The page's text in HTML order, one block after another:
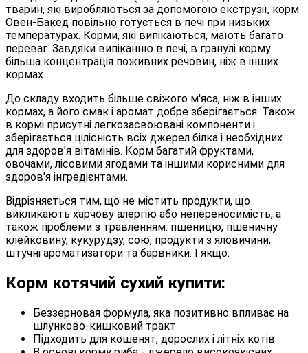
тварин, які виробляються за допомогою екструзії, корм
Овен-Бакед повільно готується в печі при низьких
температурах. Корми, які випікаються, мають багато
переваг. Завдяки випіканню в печі, в гранулі корму
більша концентрація поживних речовин, ніж в інших
кормах.
До складу входить більше свіжого м'яса, ніж в інших
кормах, а його смак і аромат добре зберігається. Також
в кормі присутні легкозасвоювані компоненти і
зберігається цілісність всіх джерел білка і необхідних
для здоров'я вітамінів. Корм багатий фруктами,
овочами, лісовими ягодами та іншими корисними для
здоров'я інгредієнтами.
Відрізняється тим, що не містить продукти, що
викликають харчову алергію або непереносимість, а
також проблеми з травленням: пшеницю, пшеничну
клейковину, кукурудзу, сою, продукти з яловичини,
штучні ароматизатори та барвники. І якщо:
Корм котячий сухий купити:
Беззерновая формула, яка позитивно впливає на
шлунково-кишковий тракт
Підходить для кошенят, дорослих і літніх котів